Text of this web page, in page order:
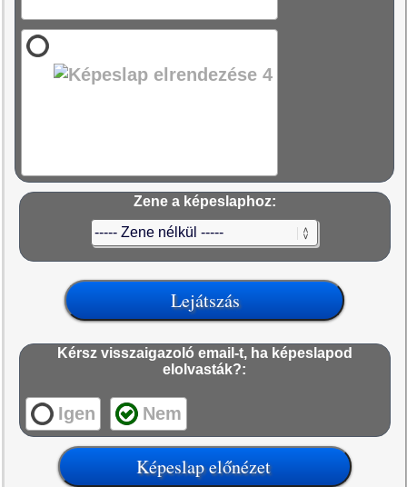
Zene a képeslaphoz:
Kérsz visszaigazoló email-t, ha képeslapod
elolvasták?:
Igen Nem